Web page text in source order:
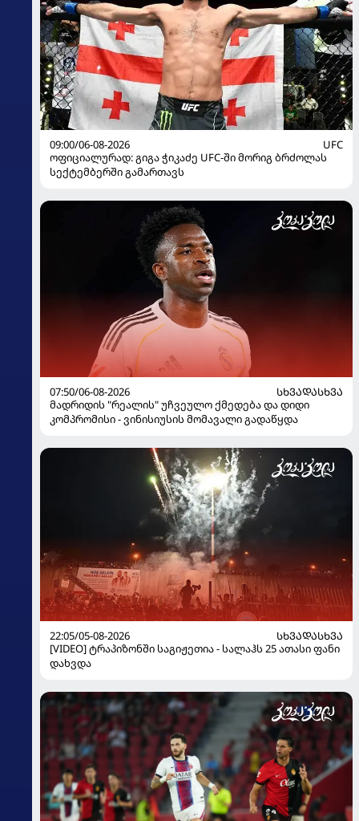
09:00/06-08-2026
UFC
ოფიციალურად: გიგა ჭიკაძე UFC-ში მორიგ ბრძოლას
სექტემბერში გამართავს
07:50/06-08-2026
ᲡᲮᲕᲐᲓᲐᲡᲮᲕᲐ
მადრიდის "რეალის" უჩვეულო ქმედება და დიდი
კომპრომისი - ვინისიუსის მომავალი გადაწყდა
22:05/05-08-2026
ᲡᲮᲕᲐᲓᲐᲡᲮᲕᲐ
[VIDEO] ტრაპიზონში საგიჟეთია - სალაჰს 25 ათასი ფანი
დახვდა